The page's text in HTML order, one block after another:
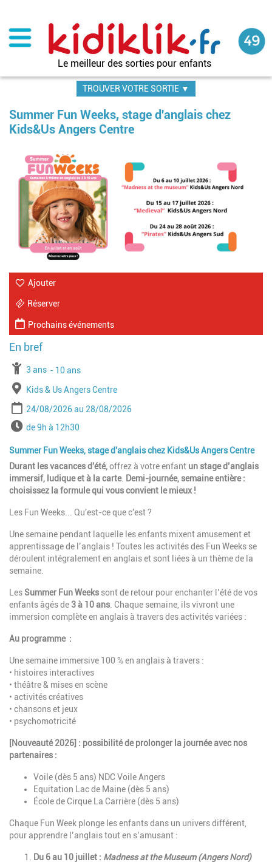
contenu
principal
Le meilleur des sorties pour enfants
TROUVER VOTRE SORTIE ▼
Summer Fun Weeks, stage d'anglais chez
Kids&Us Angers Centre
Ajouter
Réserver
Prochains événements
À partir de
3 ans Jusqu'à l'age de
10 ans
Lieu
Kids & Us Angers Centre
Période
Date de début
24/08/2026 Date de fin
28/08/2026
Horairesde 9h à 12h30
Summer Fun Weeks, stage d'anglais chez Kids&Us Angers Centre
Durant les vacances d'été,offrez à votre enfant un stage d’anglais
immersif, ludique et à la carte. Demi-journée, semaine entière :
choisissez la formule qui vous convient le mieux !
Les Fun Weeks... Qu'est-ce que c'est ?
Une semaine pendant laquelle les enfants mixent amusement et
apprentissage de l’anglais ! Toutes les activités des Fun Weeks se
déroulent intégralement en anglais et sont liées à un thème de la
semaine.
Les Summer Fun Weeks sont de retour pour enchanter l’été de vos
enfants âgés de 3 à 10 ans . Chaque semaine, ils vivront une
immersion complète en anglais à travers des activités variées :
Au programme :
Une semaine immersive 100 % en anglais à travers :
• histoires interactives
• théâtre & mises en scène
• activités créatives
• chansons et jeux
• psychomotricité
[Nouveauté 2026] : possibilité de prolonger la journée avec nos
partenaires :
Voile (dès 5 ans) NDC Voile Angers
Equitation Lac de Maine (dès 5 ans)
École de Cirque La Carrière (dès 5 ans)
Chaque Fun Week plonge les enfants dans un univers différent,
pour apprendre l’anglais tout en s’amusant :
Du 6 au 10 juillet : Madness at the Museum (Angers Nord)